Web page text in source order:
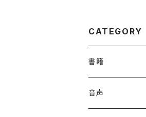
CATEGORY
書籍
英語
音声